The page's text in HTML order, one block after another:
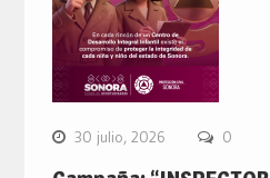
30 julio, 2026 0